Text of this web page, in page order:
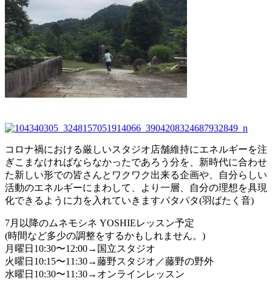
コロナ禍における厳しいスタジオ店舗維持にエネルギーを注
ぎこまなければならなかったであろう分を、新時代に合わせ
た新しい形での皆さんとワクワク出来る企画や、自分らしい
活動のエネルギーにまわして、より一層、自分の理想を具現
化できるように力を入れていきますパタパタ(羽ばたく音)
7月以降のムネモシネ YOSHIEレッスン予定
(時間など多少の調整をするかもしれません。)
月曜日10:30〜12:00→国立スタジオ
火曜日10:15〜11:30→藤野スタジオ／藤野の野外
水曜日10:30〜11:30→オンラインレッスン